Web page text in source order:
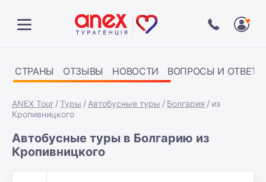
СТРАНЫ ОТЗЫВЫ НОВОСТИ ВОПРОСЫ И ОТВЕТЫ
ANEX Tour Туры Автобусные туры Болгария
из
Кропивницкого
Автобусные туры в Болгарию из
Кропивницкого